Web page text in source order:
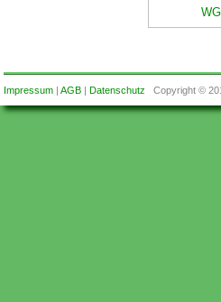
Impressum| AGB| Datenschutz Copyright ©